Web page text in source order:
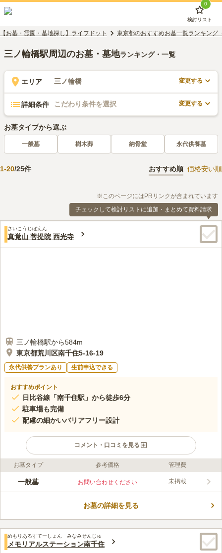
0
検討リスト
【お墓・霊園・墓地探し】ライフドット 東京都のおすすめお墓一覧ランキング
三ノ輪橋駅周辺のお墓・墓地ランキング・一覧
エリア 三ノ輪橋 変更する
詳細条件 こだわり条件を選択 変更する
お墓タイプから選ぶ
一般墓 樹木葬 納骨堂 永代供養墓
1-20/25件 おすすめ順 価格安い順
※このページにはPRリンクが含まれています
チェックして検討リストに追加・まとめて資料請求
さいこうじぼえん
真覚山 菩提院 西光寺
三ノ輪橋駅から584m
東京都荒川区南千住5-16-19
永代供養プランあり 生前申込できる
おすすめポイント
日比谷線「南千住駅」から徒歩6分
駐車場も完備
配慮の細かいバリアフリー設計
コメント・口コミを見る
ライフドット編集部のコメント
バリアフリーの行き届いた、配慮の細かい霊園で、法要を椅子に
ます。本尊は「笹の団子の如来」と呼ばれ、病人が笹の枝にさし
口コミ評価
みんなの評価
3.0 口コミ
60代男性
供花などは自宅で栽培している草花を活用するとともに、食事も
お墓タイプ 参考価格 管理費
一般墓 お問い合わせください 未掲載
お墓の詳細を見る
めもりあるすてーしょん みなみせんじゅ
メモリアルステーション南千住